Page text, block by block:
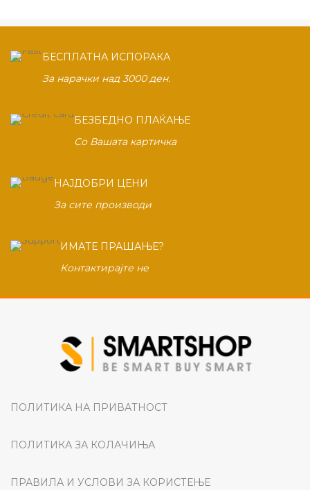
БЕСПЛАТНА ИСПОРАКА
За нарачки над 3000 ден.
БЕЗБЕДНО ПЛАЌАЊЕ
Со Вашата картичка
НАЈДОБРИ ЦЕНИ
За сите производи
ИМАТЕ ПРАШАЊЕ?
Контактирајте не
ПОЛИТИКА НА ПРИВАТНОСТ
ПОЛИТИКА ЗА КОЛАЧИЊА
ПРАВИЛА И УСЛОВИ ЗА КОРИСТЕЊЕ